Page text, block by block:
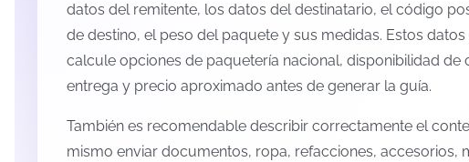
datos del remitente, los datos del destinatario, el código
de destino, el peso del paquete y sus medidas. Estos
calcule opciones de paquetería nacional, disponibilidad
entrega y precio aproximado antes de generar la guía.
También es recomendable describir correctamente el
mismo enviar documentos, ropa, refacciones, accesorios,